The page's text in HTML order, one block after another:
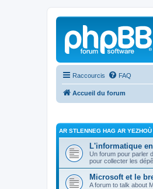
Raccourcis FAQ
Accueil du forum
AR STLENNEG HAG AR
L'informatique
Un forum pour parler
pour collecter les
Microsoft et le
A forum to talk about